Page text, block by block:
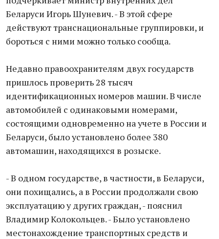
Беларуси Игорь Шуневич. - В этой сфере
действуют транснациональные группировки, и
бороться с ними можно только сообща.
Недавно правоохранителям двух государств
пришлось проверить 28 тысяч
идентификационных номеров машин. В числе
автомобилей с одинаковыми номерами,
состоящими одновременно на учете в России и
Беларуси, было установлено более 380
автомашин, находящихся в розыске.
- В одном государстве, в частности, в Беларуси,
они похищались, а в России продолжали свою
эксплуатацию у других граждан, - пояснил
Владимир Колокольцев. - Было установлено
местонахождение транспортных средств и